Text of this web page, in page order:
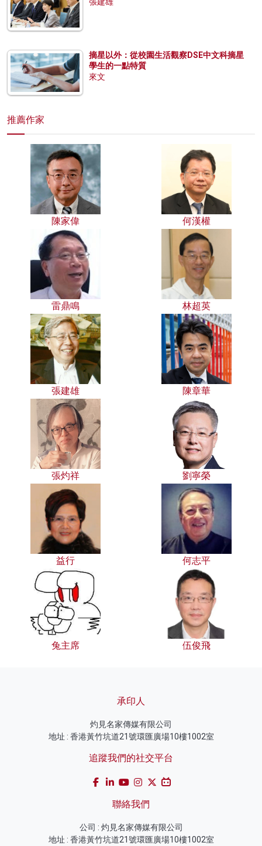
摘星以外：從校園生活觀察DSE中文科摘星
學生的一點特質
來文
推薦作家
陳家偉 何漢權
雷鼎鳴 林超英
張建雄 陳章華
張灼祥 劉寧榮
益行 何志平
兔主席 伍俊飛
承印人
灼見名家傳媒有限公司
地址 : 香港黃竹坑道21號環匯廣場10樓1002室
追蹤我們的社交平台
聯絡我們
公司 : 灼見名家傳媒有限公司
地址 : 香港黃竹坑道21號環匯廣場10樓1002室